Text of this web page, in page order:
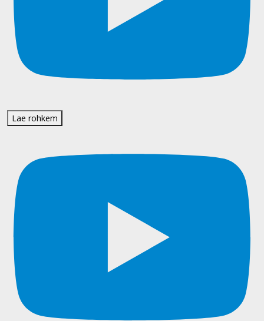
Lae rohkem